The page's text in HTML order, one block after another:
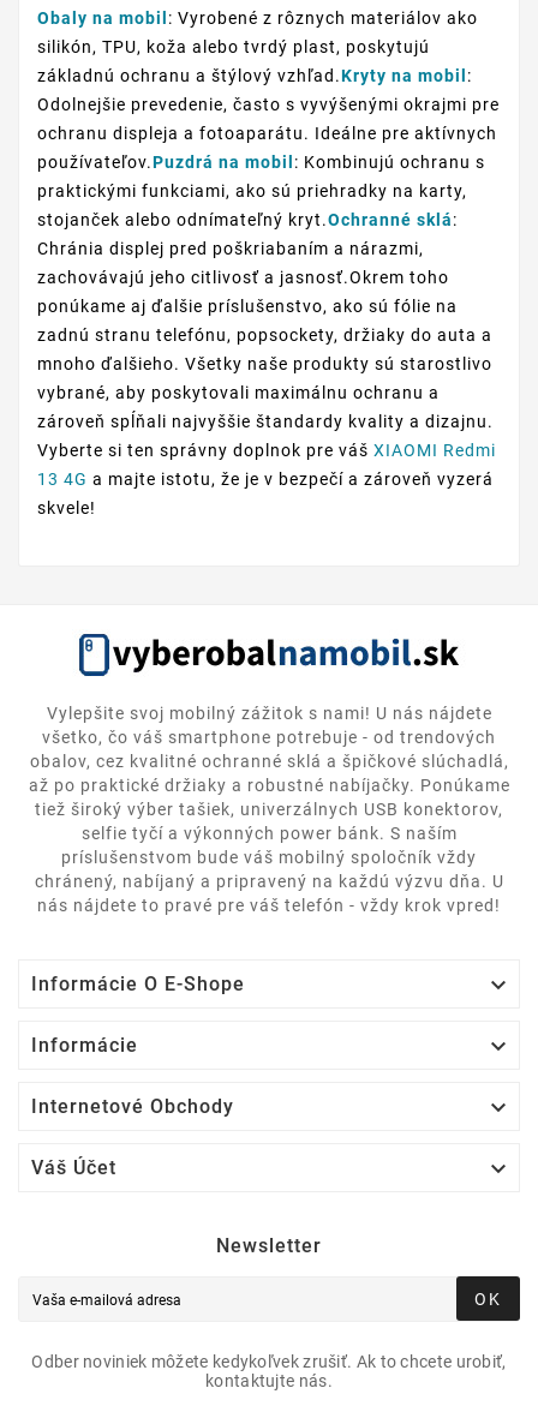
Obaly na mobil : Vyrobené z rôznych materiálov ako
silikón, TPU, koža alebo tvrdý plast, poskytujú
základnú ochranu a štýlový vzhľad.Kryty na mobil :
Odolnejšie prevedenie, často s vyvýšenými okrajmi pre
ochranu displeja a fotoaparátu. Ideálne pre aktívnych
používateľov.Puzdrá na mobil : Kombinujú ochranu s
praktickými funkciami, ako sú priehradky na karty,
stojanček alebo odnímateľný kryt.Ochranné sklá:
Chránia displej pred poškriabaním a nárazmi,
zachovávajú jeho citlivosť a jasnosť.Okrem toho
ponúkame aj ďalšie príslušenstvo, ako sú fólie na
zadnú stranu telefónu, popsockety, držiaky do auta a
mnoho ďalšieho. Všetky naše produkty sú starostlivo
vybrané, aby poskytovali maximálnu ochranu a
zároveň spĺňali najvyššie štandardy kvality a dizajnu.
Vyberte si ten správny doplnok pre váš XIAOMI Redmi
13 4G a majte istotu, že je v bezpečí a zároveň vyzerá
skvele!
Vylepšite svoj mobilný zážitok s nami! U nás nájdete
všetko, čo váš smartphone potrebuje - od trendových
obalov, cez kvalitné ochranné sklá a špičkové slúchadlá,
až po praktické držiaky a robustné nabíjačky. Ponúkame
tiež široký výber tašiek, univerzálnych USB konektorov,
selfie tyčí a výkonných power bánk. S naším
príslušenstvom bude váš mobilný spoločník vždy
chránený, nabíjaný a pripravený na každú výzvu dňa. U
nás nájdete to pravé pre váš telefón - vždy krok vpred!
Informácie O E-Shope 
Informácie 
Internetové Obchody 
Váš Účet 
Newsletter
OK
Odber noviniek môžete kedykoľvek zrušiť. Ak to chcete urobiť,
kontaktujte nás.